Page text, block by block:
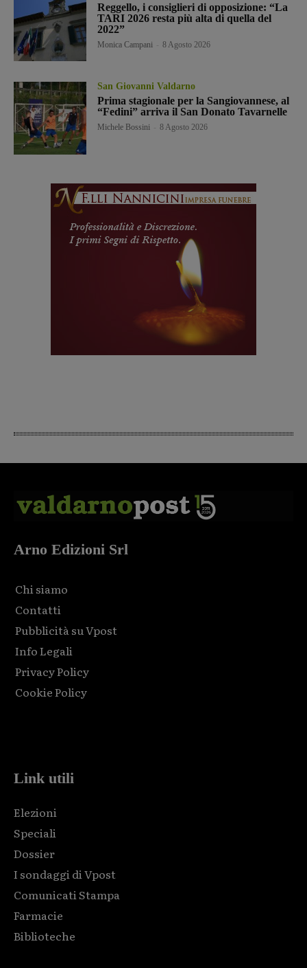
Reggello, i consiglieri di opposizione: “La
TARI 2026 resta più alta di quella del
2022”
Monica Campani 8 Agosto 2026
San Giovanni Valdarno
Prima stagionale per la Sangiovannese, al
“Fedini” arriva il San Donato Tavarnelle
Michele Bossini 8 Agosto 2026
Arno Edizioni Srl
Chi siamo
Contatti
Pubblicità su Vpost
Info Legali
Privacy Policy
Cookie Policy
Link utili
Elezioni
Speciali
Dossier
I sondaggi di Vpost
Comunicati Stampa
Farmacie
Biblioteche